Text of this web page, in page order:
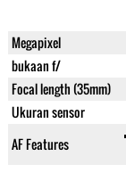
Megapixel
bukaan f/
Focal length (35mm)
Ukuran sensor
AF Features